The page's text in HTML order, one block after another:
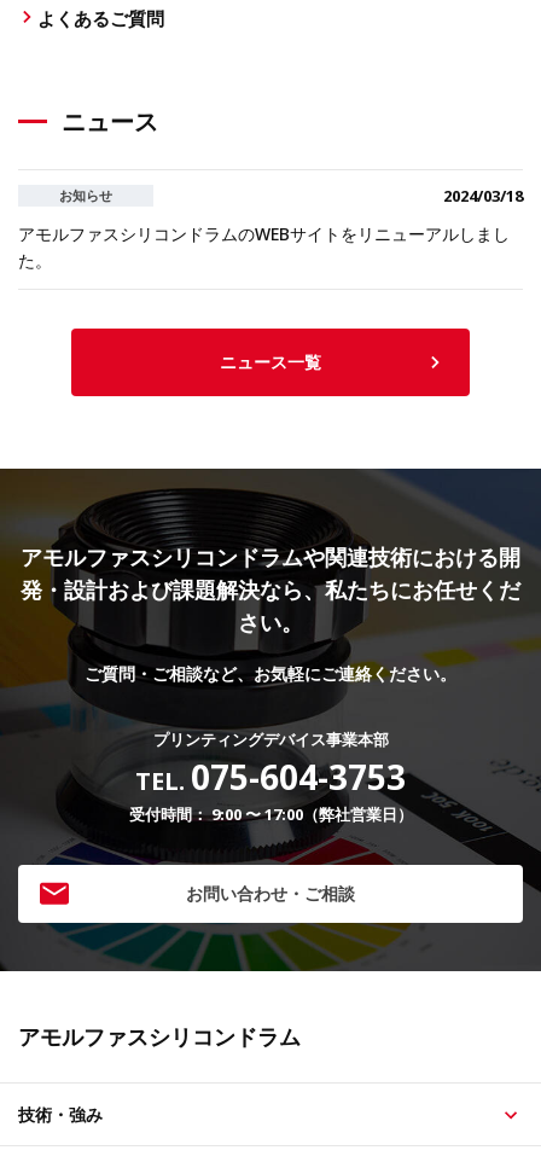
よくあるご質問
ニュース
お知らせ 2024/03/18
アモルファスシリコンドラムのWEBサイトをリニューアルしまし
た。
ニュース一覧
アモルファスシリコンドラムや関連技術における開
発・設計および課題解決なら、私たちにお任せくだ
さい。
ご質問・ご相談など、お気軽にご連絡ください。
プリンティングデバイス事業本部
TEL. 075-604-3753
受付時間： 9:00 〜 17:00（弊社営業日）
お問い合わせ・ご相談
アモルファスシリコンドラム
技術・強み